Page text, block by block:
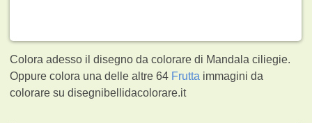
Colora adesso il disegno da colorare di Mandala ciliegie.
Oppure colora una delle altre 64 Frutta immagini da
colorare su disegnibellidacolorare.it